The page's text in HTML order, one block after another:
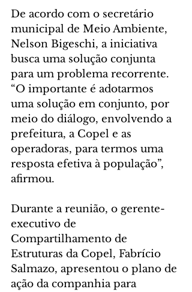
De acordo com o secretário
municipal de Meio Ambiente,
Nelson Bigeschi, a iniciativa
busca uma solução conjunta
para um problema recorrente.
“O importante é adotarmos
uma solução em conjunto, por
meio do diálogo, envolvendo a
prefeitura, a Copel e as
operadoras, para termos uma
resposta efetiva à população”,
afirmou.
Durante a reunião, o gerente-
executivo de
Compartilhamento de
Estruturas da Copel, Fabrício
Salmazo, apresentou o plano de
ação da companhia para